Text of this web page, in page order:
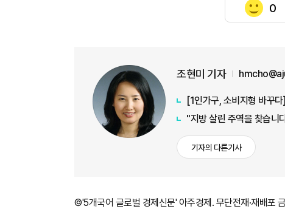
0
조현미 기자
"지방 살린 주역을 찾습니
기자의 다른기사
©'5개국어 글로벌 경제신문' 아주경제. 무단전재·재배포